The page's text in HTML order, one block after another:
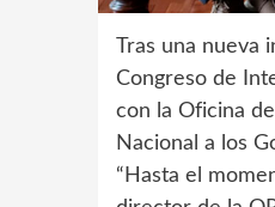
Tras una
Congreso de
con la Oficina
Nacional a los
“Hasta el